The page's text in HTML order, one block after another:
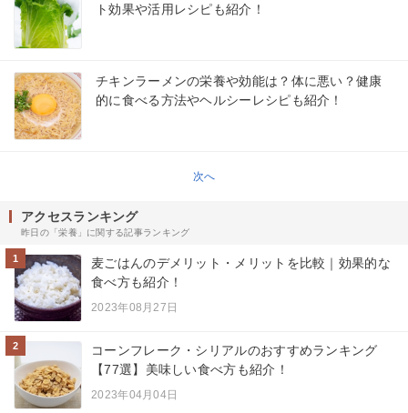
ト効果や活用レシピも紹介！
チキンラーメンの栄養や効能は？体に悪い？健康
的に食べる方法やヘルシーレシピも紹介！
次へ
アクセスランキング
昨日の「栄養」に関する記事ランキング
1
麦ごはんのデメリット・メリットを比較｜効果的な
食べ方も紹介！
2023年08月27日
2
コーンフレーク・シリアルのおすすめランキング
【77選】美味しい食べ方も紹介！
2023年04月04日